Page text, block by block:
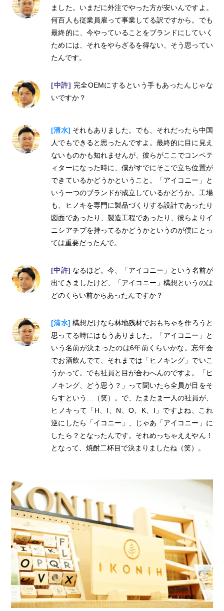
ました。いまだに外注でやった方が安いんですよ。
何百人も従業員雇って事業してる訳ですから。でも
最終的に、今やっていることをブランドにしていく
ためには、それをやらざるを得ない、そう思ってい
たんです。
[中許] 完全OEMにするという手もあったんじゃな
いですか？
[清水] それもありました。でも、それだったら中国
人でもできると思ったんですよ。最終的に目に見え
ないものかも知れませんが、彼らがここでコンペテ
ィターになった時に、僕がすでにそこで立ち位置が
できているかどうかということ。「アイコニー」と
いう一つのブランドが成立しているかどうか。工場
も、ヒノキを専門に製品づくりする設計であったり
図面であったり、製造工程であったり、彼らよりイ
ニシアチブを持ってるかどうかというのが僕にとっ
ては重要だったんで。
[中許] なるほど。今、「アイコニー」という名前が
出てきましたけど、「アイコニー」構想というのは
どのくらい前からあったんですか？
[清水] 構想だけなら林地残材でおもちゃを作ろうと
思ってる時にはもうありました。「アイコニー」と
いう名前が決まったのは6年前くらいかな。忘年会
でお酒飲んでて、それまでは「ヒノキング」でいこ
うかって。でも社員と目が合わへんのですよ。「ヒ
ノキング、どう思う？」って聞いたら全員が目をそ
らすという…（笑）。で、たまたま一人の社員が、
ヒノキって「H、I、N、O、K、I」ですよね、これ
逆にしたら「イコニー」、じゃあ「アイコニー」に
したら？となったんです。それめっちゃええやん！
となって、焼酎二杯目で決まりましたね（笑）。